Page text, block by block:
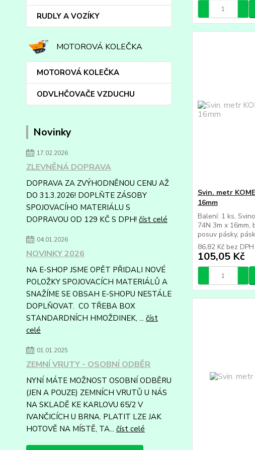
RUDLY A VOZÍKY
MOTOROVÁ KOLEČKA
MOTOROVÁ KOLEČKA
ODVLHČOVAČE VZDUCHU
Novinky
17.02.2026
ZLEVNĚNÁ DOPRAVA
DOPRAVA ZA ZVÝHODNĚNOU CENU AŽ
DO 31.3.2026! DOPLŇTE ZÁSOBY
SPOJOVACÍHO MATERIÁLU S
DOPRAVOU OD 129 KČ S DPH! číst celé
04.01.2026
NOVINKY 2026
NA E-SHOP JSME OPĚT PŘIDALI NOVÉ
POLOŽKY SPOJOVACÍCH MATERIÁLŮ A
SNAŽÍME SE OBSAH E-SHOPU NESTÁLE
DOPLŇOVAT. CO TŘEBA BOX
STANDARDNÍCH HMOŽDINEK, ... číst
celé
01.01.2025
ZEMNÍ VRUTY - OSOBNÍ ODBĚR
NYNÍ MÁTE MOŽNOST OSOBNÍ ODBĚRU
(JEN A POUZE) ZEMNÍCH VRUTŮ U NÁS
NA SKLADĚ KE KARLOVU 65/2 V
IVANČICÍCH U BRNA. PLATIT LZE JAK
HOTOVĚ NA MÍSTĚ, TA... číst celé
Svin. metr
16mm
Balení: 1 ks,
74N 3m x 16mm,
posuv pásky,
105,05 Kč
86,82 Kč bez DPH